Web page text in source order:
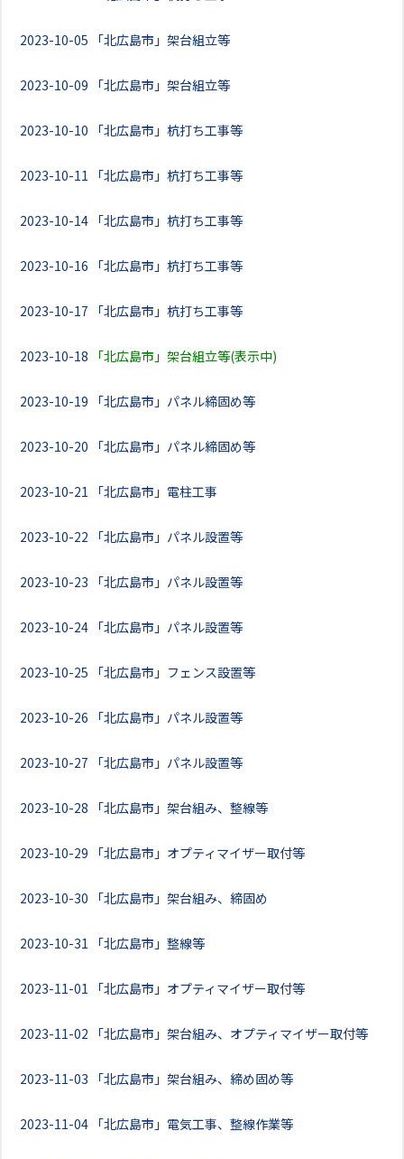
2023-10-05 「北広島市」架台組立等
2023-10-09 「北広島市」架台組立等
2023-10-10 「北広島市」杭打ち工事等
2023-10-11 「北広島市」杭打ち工事等
2023-10-14 「北広島市」杭打ち工事等
2023-10-16 「北広島市」杭打ち工事等
2023-10-17 「北広島市」杭打ち工事等
2023-10-18 「北広島市」架台組立等(表示中)
2023-10-19 「北広島市」パネル締固め等
2023-10-20 「北広島市」パネル締固め等
2023-10-21 「北広島市」電柱工事
2023-10-22 「北広島市」パネル設置等
2023-10-23 「北広島市」パネル設置等
2023-10-24 「北広島市」パネル設置等
2023-10-25 「北広島市」フェンス設置等
2023-10-26 「北広島市」パネル設置等
2023-10-27 「北広島市」パネル設置等
2023-10-28 「北広島市」架台組み、整線等
2023-10-29 「北広島市」オプティマイザー取付等
2023-10-30 「北広島市」架台組み、締固め
2023-10-31 「北広島市」整線等
2023-11-01 「北広島市」オプティマイザー取付等
2023-11-02 「北広島市」架台組み、オプティマイザー取付等
2023-11-03 「北広島市」架台組み、締め固め等
2023-11-04 「北広島市」電気工事、整線作業等